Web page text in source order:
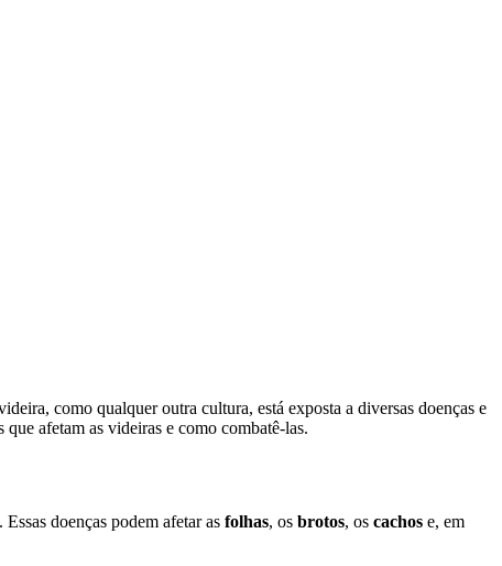
como qualquer outra cultura, está exposta a diversas doenças e
afetam as videiras e como combatê-las.
doenças podem afetar as folhas, os brotos, os cachos e, em